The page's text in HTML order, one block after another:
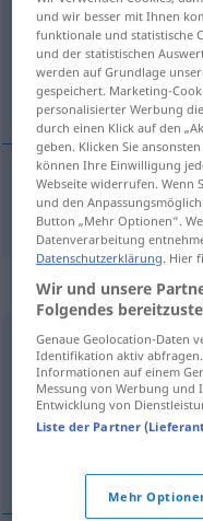
Übersicht aller
(Für mehr Details die
彻底的
彻底的 [chèdǐde]
gründlichadv
Übersicht aller
(Für mehr Details die
und wir besser mit Ihnen
funktionale und statistische
und der statistischen
werden auf Grundlage
gespeichert. Marketing-
personalisierter Werbung
durch einen Klick auf den
geben. Klicken Sie
können Ihre Einwilligung
Webseite widerrufen. Wenn
und den
Button „Mehr Optionen“.
Datenverarbeitung
Datenschutzerklärung. Hier
Wir und unsere
Folgendes
Genaue Geolocation-Daten
Identifikation aktiv
Informationen auf einem
Messung von Werbung
Entwicklung von
Liste der Partner
Mehr